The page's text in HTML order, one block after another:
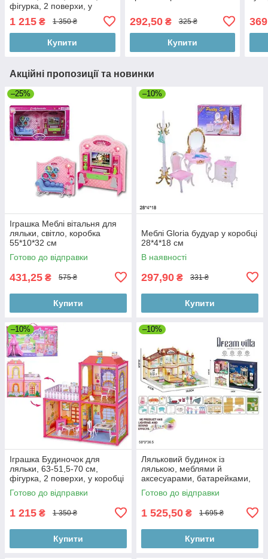
фігурка, 2 поверхи, у
1 215 ₴ 1 350 ₴
Купити
292,50₴ 325 ₴
Купити
369
Акційні пропозиції та новинки
–25%
Іграшка Меблі вітальня для
ляльки, світло, коробка
55*10*32 см
Готово до відправки
431,25 ₴ 575 ₴
Купити
–10%
Меблі Gloria будуар у коробці
28*4*18 см
В наявності
297,90 ₴ 331 ₴
Купити
–10%
Іграшка Будиночок для
ляльки, 63-51,5-70 см,
фігурка, 2 поверхи, у коробці
60-34-7,5 см
Готово до відправки
1 215 ₴ 1 350 ₴
Купити
–10%
Ляльковий будинок із
лялькою, меблями й
аксесуарами, батарейками,
музикою, світлом, коробка
58*9*36,5 см
Готово до відправки
1 525,50 ₴ 1 695 ₴
Купити